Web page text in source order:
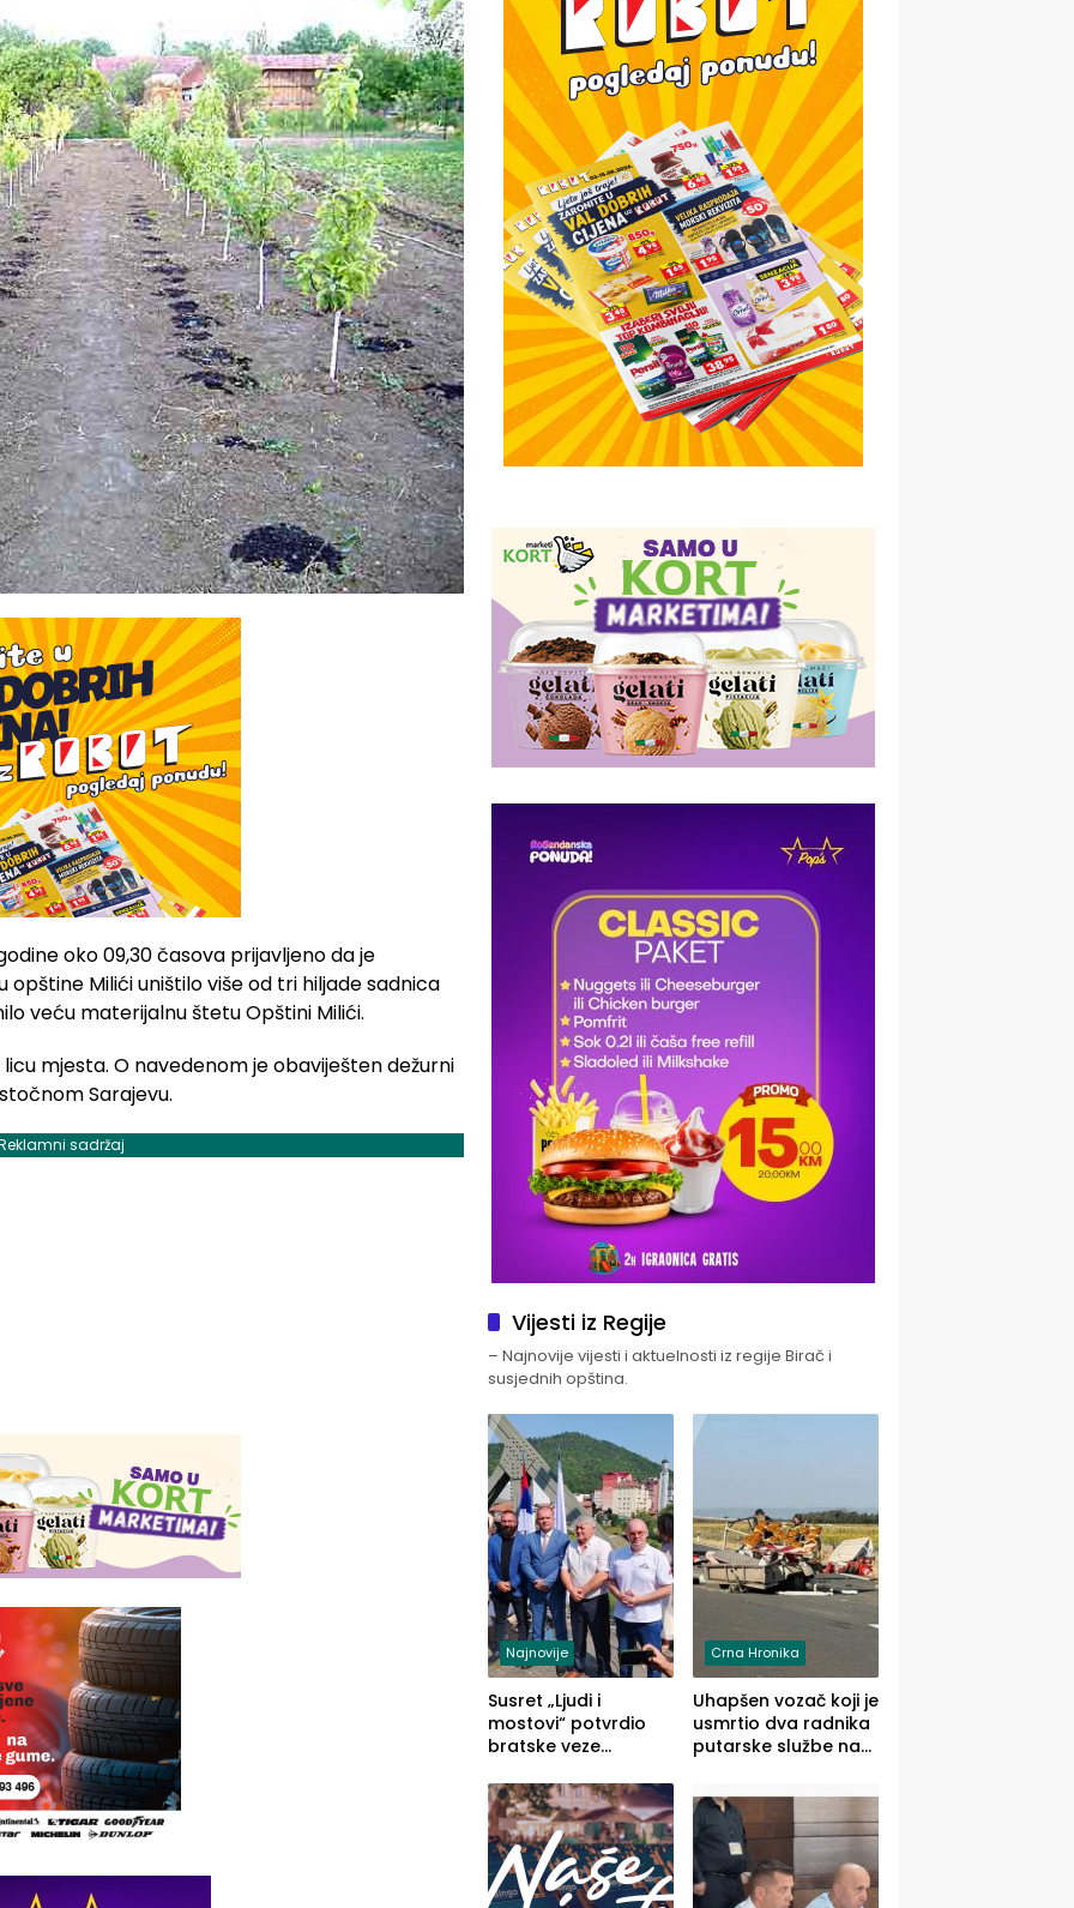
oko 09,30 časova prijavljeno da je
Milići uništilo više od tri hiljade sadnica
veću materijalnu štetu Opštini Milići.
licu mjesta. O navedenom je obaviješten dežurni
Sarajevu.
sadržaj
Vijesti iz Regije
– Najnovije vijesti i aktuelnosti iz regije Birač i
susjednih opština.
Najnovije
Susret „Ljudi i
mostovi“ potvrdio
bratske veze
Zvornika
Crna Hronika
Uhapšen vozač koji je
usmrtio dva radnika
putarske službe na
prema Šapcu
(FOTO)